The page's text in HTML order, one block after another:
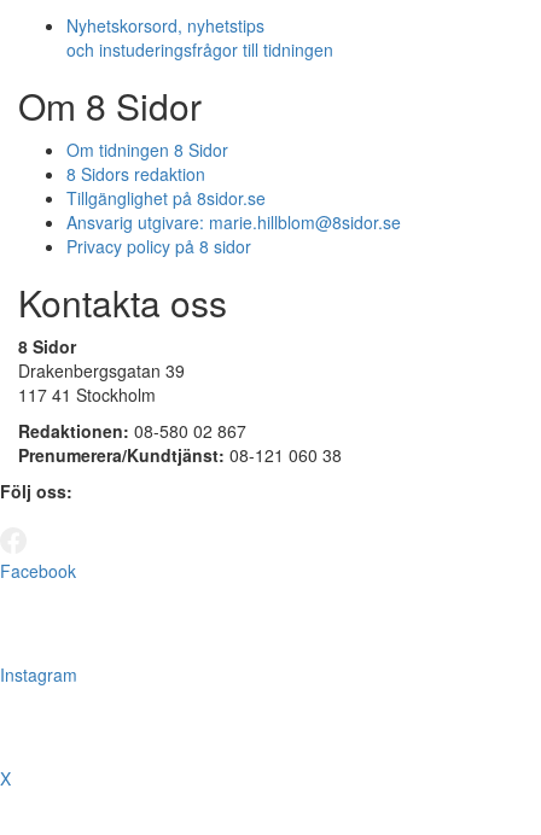
Nyhetskorsord, nyhetstips
och instuderingsfrågor till tidningen
Om 8 Sidor
Om tidningen 8 Sidor
8 Sidors redaktion
Tillgänglighet på 8sidor.se
Ansvarig utgivare: marie.hillblom@8sidor.se
Privacy policy på 8 sidor
Kontakta oss
8 Sidor
Drakenbergsgatan 39
117 41 Stockholm
Redaktionen: 08-580 02 867
Prenumerera/Kundtjänst: 08-121 060 38
Följ oss:
Facebook
Instagram
X